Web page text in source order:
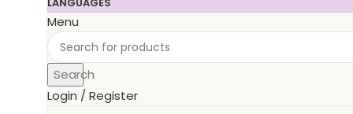
Menu
Search
Login / Register